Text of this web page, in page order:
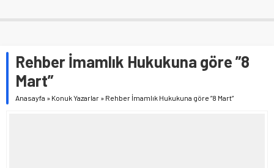
Rehber İmamlık Hukukuna göre ”8
Mart”
Anasayfa » Konuk Yazarlar » Rehber İmamlık Hukukuna göre ”8 Mart”